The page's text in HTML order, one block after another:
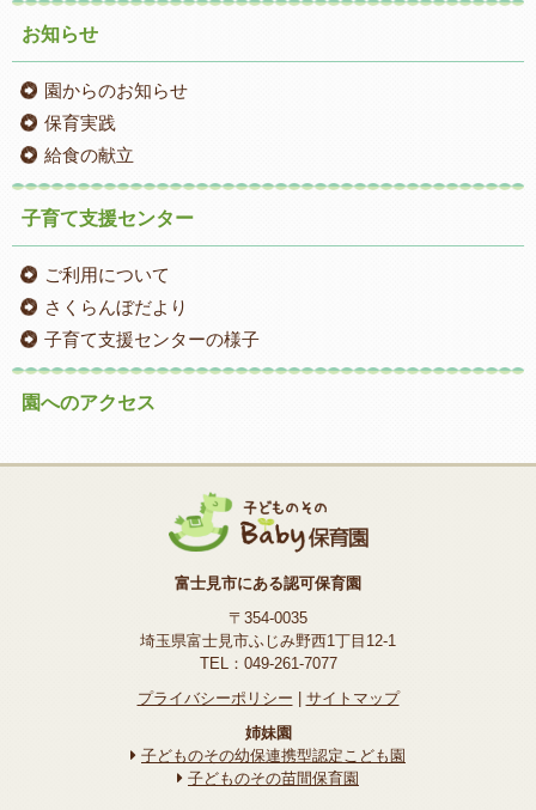
お知らせ
園からのお知らせ
保育実践
給食の献立
子育て支援センター
ご利用について
さくらんぼだより
子育て支援センターの様子
園へのアクセス
富士見市にある認可保育園
〒354-0035
埼玉県富士見市ふじみ野西1丁目12-1
TEL：049-261-7077
プライバシーポリシー | サイトマップ
姉妹園
子どものその幼保連携型認定こども園
子どものその苗間保育園